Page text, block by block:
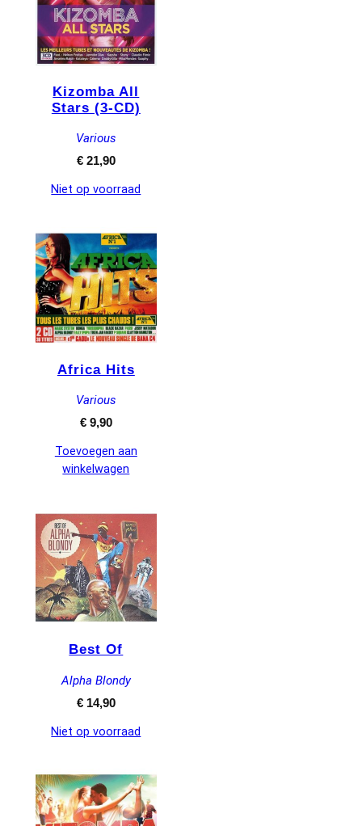
Kizomba All
Stars (3-CD)
Various
€21,90
Niet op voorraad
Africa Hits
Various
€9,90
Toevoegen aan
winkelwagen
Best Of
Alpha Blondy
€14,90
Niet op voorraad